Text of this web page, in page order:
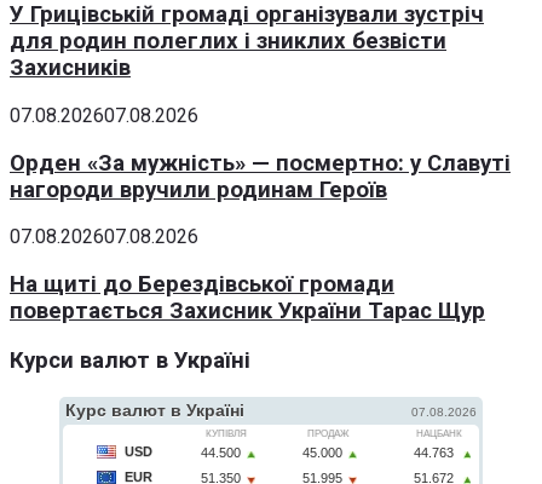
У Грицівській громаді організували зустріч
для родин полеглих і зниклих безвісти
Захисників
07.08.202607.08.2026
Орден «За мужність» — посмертно: у Славуті
нагороди вручили родинам Героїв
07.08.202607.08.2026
На щиті до Берездівської громади
повертається Захисник України Тарас Щур
Курси валют в Україні